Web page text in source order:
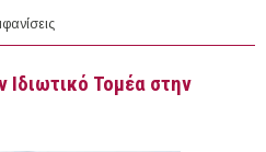
Πρακτικής Άσκησης στην Ελλάδα
Ιδιωτικό Τομέα στην